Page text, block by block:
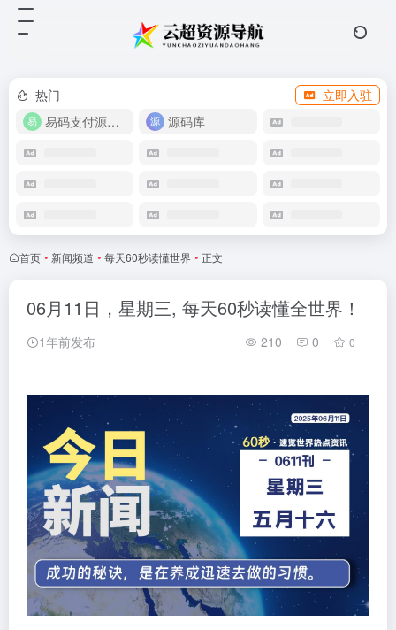
热门
立即入驻
易码支付源码下载
源码库
首页 • 新闻频道 • 每天60秒读懂世界 • 正文
06月11日，星期三, 每天60秒读懂全世界！
1年前发布 210 0 0